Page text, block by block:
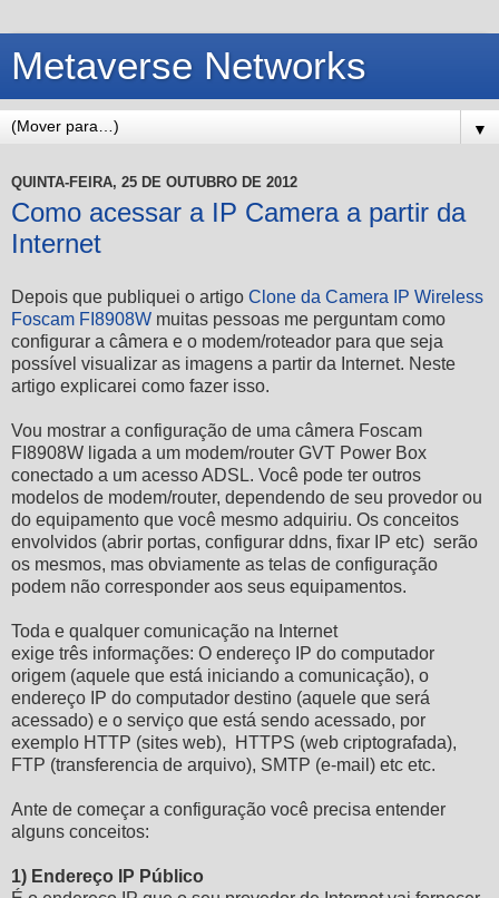
Metaverse Networks
▼
QUINTA-FEIRA, 25 DE OUTUBRO DE 2012
Como acessar a IP Camera a partir da
Internet
Depois que publiquei o artigo Clone da Camera IP Wireless
Foscam FI8908W muitas pessoas me perguntam como
configurar a câmera e o modem/roteador para que seja
possível visualizar as imagens a partir da Internet. Neste
artigo explicarei como fazer isso.
Vou mostrar a configuração de uma câmera Foscam
FI8908W ligada a um modem/router GVT Power Box
conectado a um acesso ADSL. Você pode ter outros
modelos de modem/router, dependendo de seu provedor ou
do equipamento que você mesmo adquiriu. Os conceitos
envolvidos (abrir portas, configurar ddns, fixar IP etc) serão
os mesmos, mas obviamente as telas de configuração
podem não corresponder aos seus equipamentos.
Toda e qualquer comunicação na Internet
exige três informações: O endereço IP do computador
origem (aquele que está iniciando a comunicação), o
endereço IP do computador destino (aquele que será
acessado) e o serviço que está sendo acessado, por
exemplo HTTP (sites web), HTTPS (web criptografada),
FTP (transferencia de arquivo), SMTP (e-mail) etc etc.
Ante de começar a configuração você precisa entender
alguns conceitos:
1) Endereço IP Público